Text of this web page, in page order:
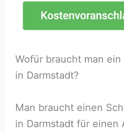
Wofür braucht man
in Darmstadt?
Man braucht einen
in Darmstadt für einen